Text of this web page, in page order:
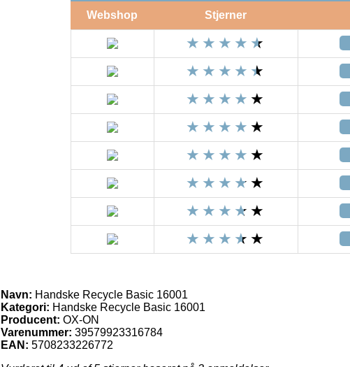
Webshop Stjerner
Navn: Handske Recycle Basic 16001
Kategori: Handske Recycle Basic 16001
Producent: OX-ON
Varenummer: 39579923316784
EAN: 5708233226772